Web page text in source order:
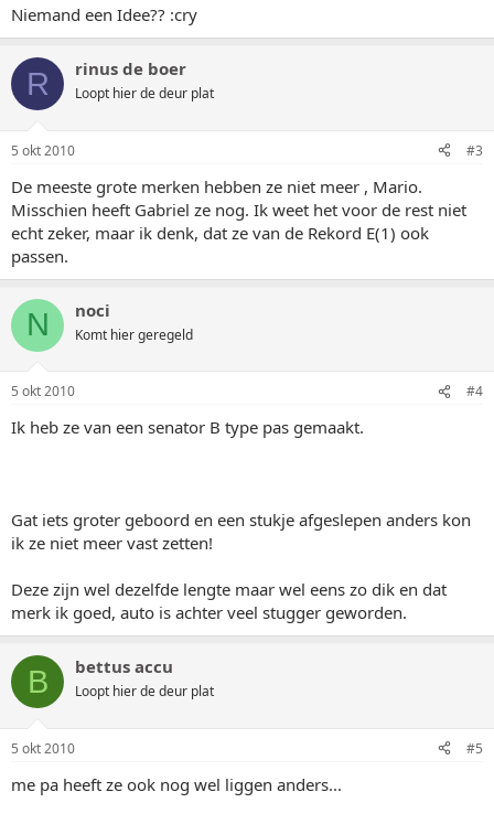
Niemand een Idee?? :cry
R rinus de boer
Loopt hier de deur plat
5 okt 2010 #3
De meeste grote merken hebben ze niet meer , Mario.
Misschien heeft Gabriel ze nog. Ik weet het voor de rest niet
echt zeker, maar ik denk, dat ze van de Rekord E(1) ook
passen.
N noci
Komt hier geregeld
5 okt 2010 #4
Ik heb ze van een senator B type pas gemaakt.
Gat iets groter geboord en een stukje afgeslepen anders kon
ik ze niet meer vast zetten!
Deze zijn wel dezelfde lengte maar wel eens zo dik en dat
merk ik goed, auto is achter veel stugger geworden.
B bettus accu
Loopt hier de deur plat
5 okt 2010 #5
me pa heeft ze ook nog wel liggen anders...